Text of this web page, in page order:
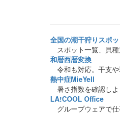
全国の潮干狩りスポッ
スポット一覧、貝種
和暦西暦変換
令和も対応。干支や
熱中症MieYell
暑さ指数を確認しよ
LA!COOL Office
グループウェアで